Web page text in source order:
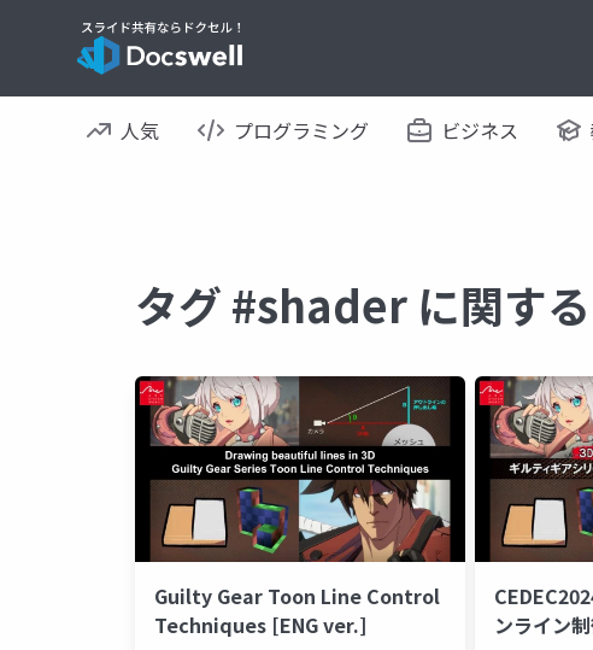
人気 プログラミング ビジネス
タグ #shader に関す
Guilty Gear Toon Line Control
Techniques [ENG ver.]
ンライン